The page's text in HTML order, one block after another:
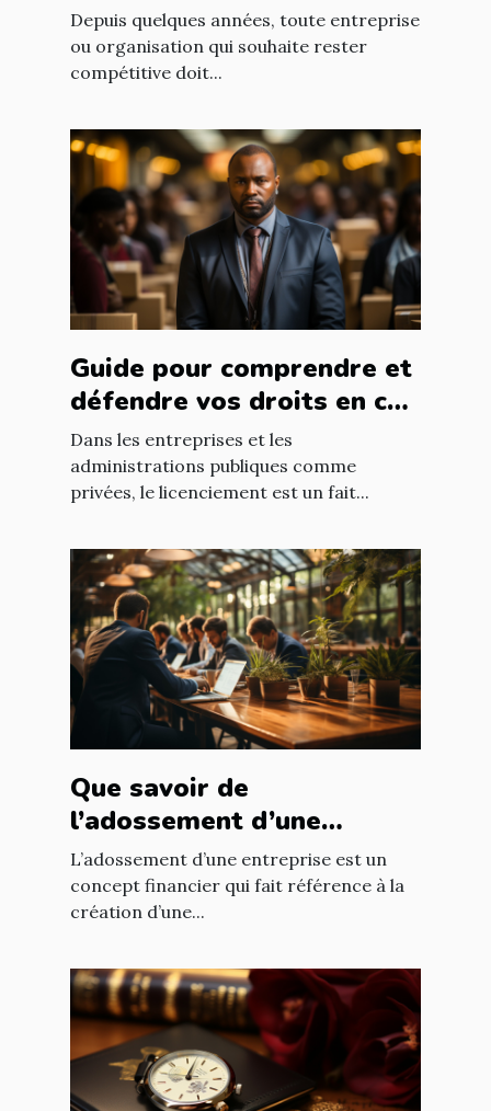
web ?
Depuis quelques années, toute entreprise
ou organisation qui souhaite rester
compétitive doit...
Guide pour comprendre et
défendre vos droits en cas
de licenciement abusif
Dans les entreprises et les
administrations publiques comme
privées, le licenciement est un fait...
Que savoir de
l’adossement d’une
entreprise ?
L’adossement d’une entreprise est un
concept financier qui fait référence à la
création d’une...